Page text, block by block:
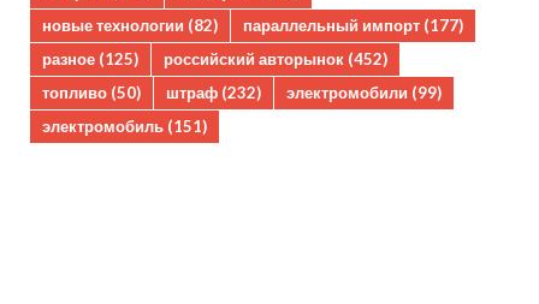
новые технологии (82) параллельный импорт (177)
разное (125) российский авторынок (452)
топливо (50) штраф (232) электромобили (99)
электромобиль (151)